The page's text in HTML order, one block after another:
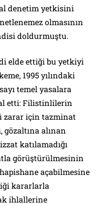
denetim yetkisini
olmasının
doldurmuştu.
elde ettiği bu yetkiyi
1995 yılındaki
temel yasalara
etti: Filistinlilerin
zarar için tazminat
alınan
katılamadığı
görüştürülmesinin
açabilmesine
kararlarla
ihlallerine